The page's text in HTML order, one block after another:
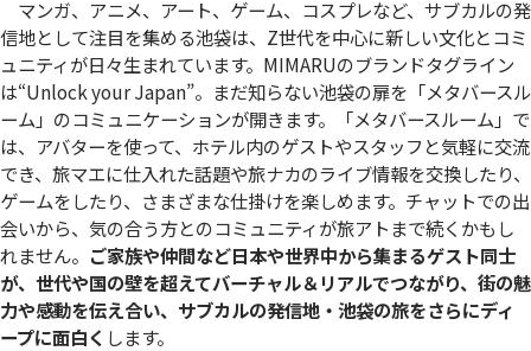
マンガ、アニメ、アート、ゲーム、コスプレなど、サブカルの発
信地として注目を集める池袋は、Z世代を中心に新しい文化とコミ
ュニティが日々生まれています。MIMARUのブランドタグライン
は“Unlock your Japan”。まだ知らない池袋の扉を「メタバースル
ーム」のコミュニケーションが開きます。「メタバースルーム」で
は、アバターを使って、ホテル内のゲストやスタッフと気軽に交流
でき、旅マエに仕入れた話題や旅ナカのライブ情報を交換したり、
ゲームをしたり、さまざまな仕掛けを楽しめます。チャットでの出
会いから、気の合う方とのコミュニティが旅アトまで続くかもし
れません。 ご家族や仲間など日本や世界中から集まるゲスト同士
が、世代や国の壁を超えてバーチャル＆リアルでつながり、街の魅
力や感動を伝え合い、サブカルの発信地・池袋の旅をさらにディ
ープに面白く します。